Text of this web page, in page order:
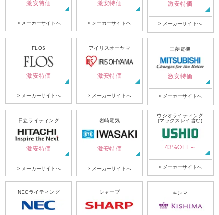
激安特価
> メーカーサイトへ
激安特価
> メーカーサイトへ
激安特価
> メーカーサイトへ
FLOS
激安特価
> メーカーサイトへ
アイリスオーヤマ
激安特価
> メーカーサイトへ
三菱電機
激安特価
> メーカーサイトへ
日立ライティング
激安特価
> メーカーサイトへ
岩崎電気
激安特価
> メーカーサイトへ
ウシオライティング
(マックスレイ含む)
43%OFF～
> メーカーサイトへ
NECライティング シャープ キシマ